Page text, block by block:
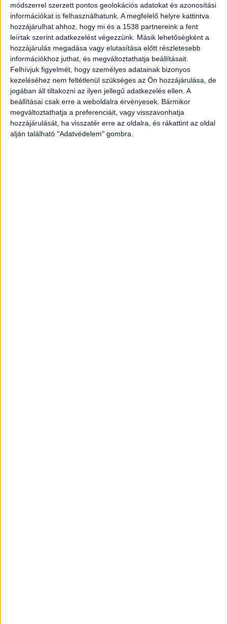
módszerrel szerzett pontos geolokációs adatokat és azonosítási
információkat is felhasználhatunk. A megfelelő helyre kattintva
hozzájárulhat ahhoz, hogy mi és a 1538 partnereink a fent
leírtak szerint adatkezelést végezzünk. Másik lehetőségként a
hozzájárulás megadása vagy elutasítása előtt részletesebb
információkhoz juthat, és megváltoztathatja beállításait.
Felhívjuk figyelmét, hogy személyes adatainak bizonyos
kezeléséhez nem feltétlenül szükséges az Ön hozzájárulása, de
jogában áll tiltakozni az ilyen jellegű adatkezelés ellen. A
beállításai csak erre a weboldalra érvényesek. Bármikor
megváltoztathatja a preferenciáit, vagy visszavonhatja
hozzájárulását, ha visszatér erre az oldalra, és rákattint az oldal
alján található "Adatvédelem" gombra.
amiért saját lányát, 13 éves kora óta házaséletre
kényszerítette. Végül a börtönből kiengedték.
Később 8 év börtönre ítélték, viszont
megszökött a büntetés elől, ezért
elfogatóparancsot adta ki ellene. Több mint két
hete keresik.A Budapest és Környéke hírportál
legfrissebb híreit ide kattintva éred el! A
Facebookon már 252 ezernél is többen követnek
minket.